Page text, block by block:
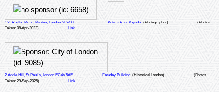
151 Railton Road, Brixton, London SE24 0LT Rotimi Fani-Kayode (Photographer)
(Photos
Taken: 08-Apr-2022)
Link
2 Addle Hill, St Paul's, London EC4V 5AE Faraday Building (Historical London)
(Photos
Taken: 29-Sep-2025)
Link